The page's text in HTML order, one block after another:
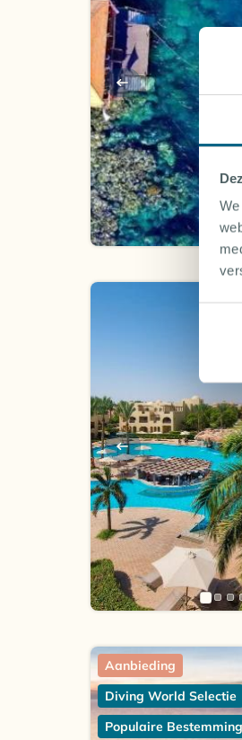
Aanbieding
Diving World Selectie
Populaire Bestemming